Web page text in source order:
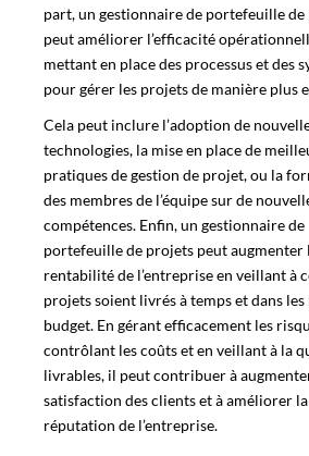
part, un gestionnaire de portefeuille
peut améliorer l’efficacité
mettant en place des processus et des
pour gérer les projets de manière plus
Cela peut inclure l’adoption de
technologies, la mise en place de
pratiques de gestion de projet, ou la
des membres de l’équipe sur de
compétences. Enfin, un gestionnaire de
portefeuille de projets peut augmenter
rentabilité de l’entreprise en veillant à
projets soient livrés à temps et dans
budget. En gérant efficacement les
contrôlant les coûts et en veillant à la
livrables, il peut contribuer à
satisfaction des clients et à améliorer la
réputation de l’entreprise.